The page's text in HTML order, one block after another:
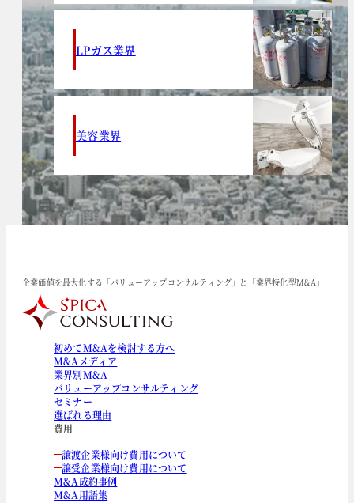
LPガス業界
美容業界
企業価値を最大化する「バリューアップコンサルティング」と「業界特化型M&A」
初めてM&Aを検討する方へ
M&Aメディア
業界別M&A
バリューアップコンサルティング
セミナー
選ばれる理由
費用
譲渡企業様向け費用について
譲受企業様向け費用について
M&A成約事例
M&A用語集